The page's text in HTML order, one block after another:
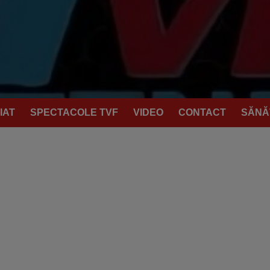
SPECTACOLE TVF VIDEO CONTACT